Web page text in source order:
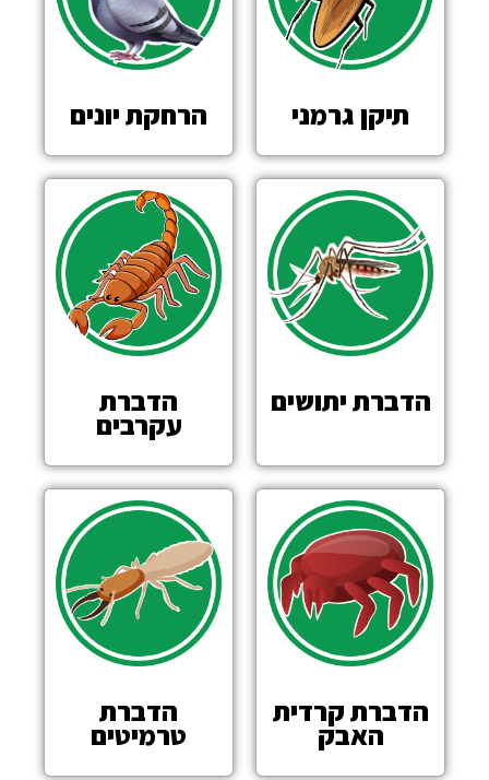
תיקן גרמני הרחקת יונים
הדברת יתושים הדברת
עקרבים
הדברת קרדית
האבק
הדברת
טרמיטים